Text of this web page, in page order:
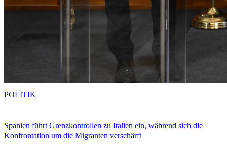
Spanien führt Grenzkontrollen zu Italien ein, während sich die
Konfrontation um die Migranten verschärft
POLITIK